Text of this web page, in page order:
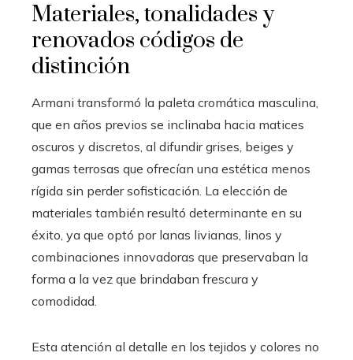
Materiales, tonalidades y
renovados códigos de
distinción
Armani transformó la paleta cromática masculina,
que en años previos se inclinaba hacia matices
oscuros y discretos, al difundir grises, beiges y
gamas terrosas que ofrecían una estética menos
rígida sin perder sofisticación. La elección de
materiales también resultó determinante en su
éxito, ya que optó por lanas livianas, linos y
combinaciones innovadoras que preservaban la
forma a la vez que brindaban frescura y
comodidad.
Esta atención al detalle en los tejidos y colores no